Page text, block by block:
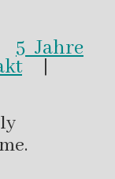
5 Jahre
|